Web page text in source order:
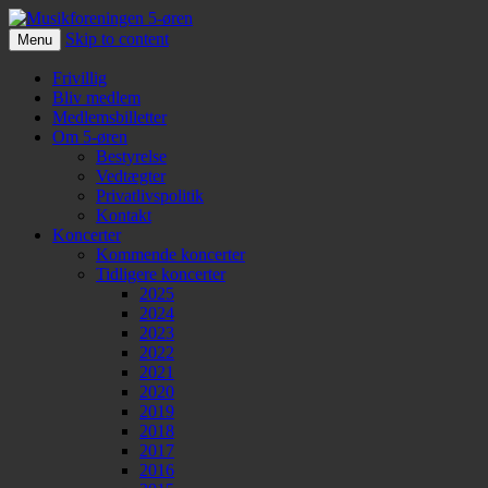
Musikforeningen 5-øren
Menu Skip to content
Frivillig
Bliv medlem
Medlemsbilletter
Om 5-øren
Bestyrelse
Vedtægter
Privatlivspolitik
Kontakt
Koncerter
Kommende koncerter
Tidligere koncerter
2025
2024
2023
2022
2021
2020
2019
2018
2017
2016